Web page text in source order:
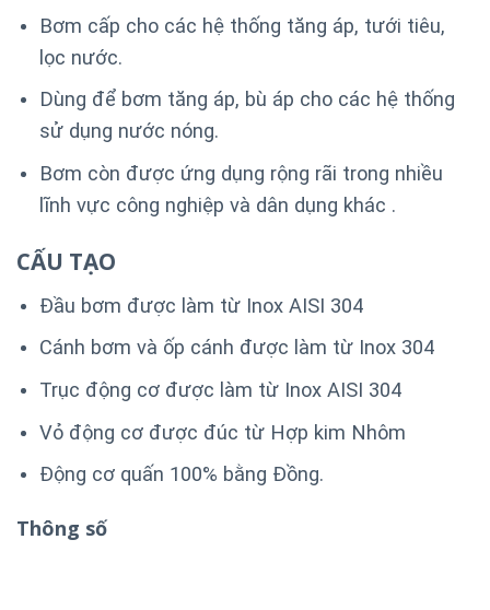
Bơm cấp cho các hệ thống tăng áp, tưới tiêu,
lọc nước.
Dùng để bơm tăng áp, bù áp cho các hệ thống
sử dụng nước nóng.
Bơm còn được ứng dụng rộng rãi trong nhiều
lĩnh vực công nghiệp và dân dụng khác .
CẤU TẠO
Đầu bơm được làm từ Inox AISI 304
Cánh bơm và ốp cánh được làm từ Inox 304
Trục động cơ được làm từ Inox AISI 304
Vỏ động cơ được đúc từ Hợp kim Nhôm
Động cơ quấn 100% bằng Đồng.
Thông số